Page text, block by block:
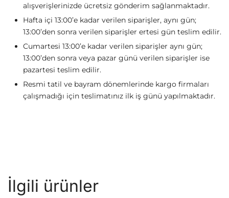
alışverişlerinizde ücretsiz gönderim sağlanmaktadır.
Hafta içi 13:00’e kadar verilen siparişler, aynı gün;
13:00’den sonra verilen siparişler ertesi gün teslim edilir.
Cumartesi 13:00’e kadar verilen siparişler aynı gün;
13:00’den sonra veya pazar günü verilen siparişler ise
pazartesi teslim edilir.
Resmi tatil ve bayram dönemlerinde kargo firmaları
çalışmadığı için teslimatınız ilk iş günü yapılmaktadır.
İlgili ürünler